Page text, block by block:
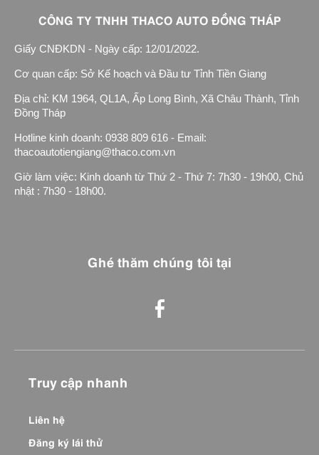
CÔNG TY TNHH THACO AUTO ĐỒNG THÁP
Giấy CNĐKDN - Ngày cấp: 12/01/2022.
Cơ quan cấp: Sở Kế hoạch và Đầu tư Tỉnh Tiền Giang
Địa chỉ: KM 1964, QL1A, Ấp Long Bình, Xã Châu Thành, Tỉnh
Đồng Tháp
Hotline kinh doanh: 0938 809 616 - Email:
thacoautotiengiang@thaco.com.vn
Giờ làm việc: Kinh doanh từ Thứ 2 - Thứ 7: 7h30 - 19h00, Chủ
nhật : 7h30 - 18h00.
Ghé thăm chúng tôi tại
Truy cập nhanh
Liên hệ
Đăng ký lái thử